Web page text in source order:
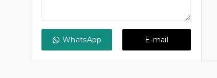
WhatsApp E-mail